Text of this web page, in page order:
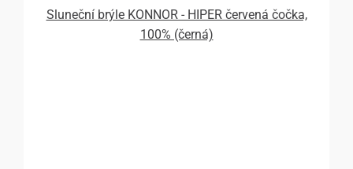
Sluneční brýle KONNOR - HIPER červená čočka,
100% (černá)